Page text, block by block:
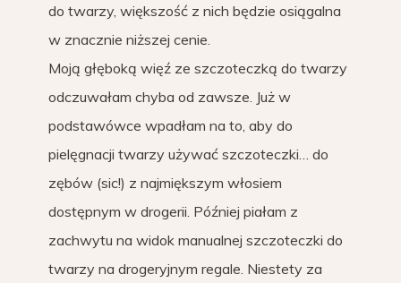
do twarzy, większość z nich będzie osiągalna
w znacznie niższej cenie.
Moją głęboką więź ze szczoteczką do twarzy
odczuwałam chyba od zawsze. Już w
podstawówce wpadłam na to, aby do
pielęgnacji twarzy używać szczoteczki… do
zębów (sic!) z najmiększym włosiem
dostępnym w drogerii. Później piałam z
zachwytu na widok manualnej szczoteczki do
twarzy na drogeryjnym regale. Niestety za